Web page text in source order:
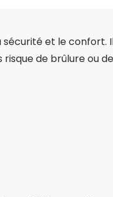
et le
de brûlure ou